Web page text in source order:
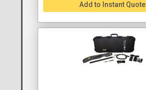
Add to Instant Quote